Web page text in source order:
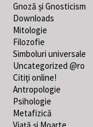
Gnoză și Gnosticism
Downloads
Mitologie
Filozofie
Simboluri universale
Uncategorized @ro
Citiți online!
Antropologie
Psihologie
Metafizică